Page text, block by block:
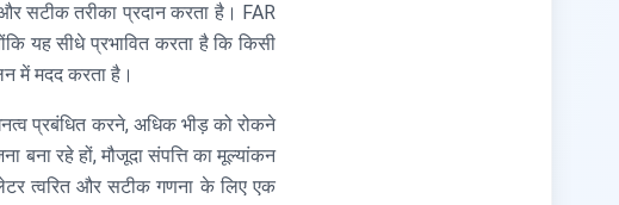
सटीक तरीका प्रदान करता है। FAR
यह सीधे प्रभावित करता है कि किसी
में मदद करता है।
प्रबंधित करने, अधिक भीड़ को रोकने
बना रहे हों, मौजूदा संपत्ति का मूल्यांकन
त्वरित और सटीक गणना के लिए एक